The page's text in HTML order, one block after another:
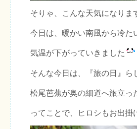
そりゃ、こんな天気になりま
今日は、暖かい南風から冷た
気温が下がっていきました
そんな今日は、『旅の日』ら
松尾芭蕉が奥の細道へ旅立っ
ってことで、ヒロシもお出掛